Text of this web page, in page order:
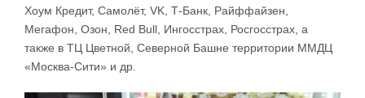
Хоум Кредит, Самолёт, VK, Т-Банк, Райффайзен,
Мегафон, Озон, Red Bull, Ингосстрах, Росгосстрах, а
также в ТЦ Цветной, Северной Башне территории ММДЦ
«Москва-Сити» и др.